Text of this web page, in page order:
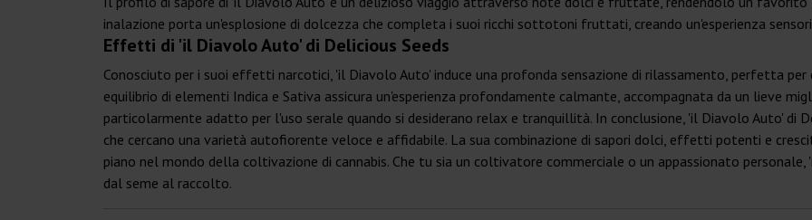
inalazione porta un'esplosione di dolcezza che completa i suoi ricchi sottotoni fruttati, creando un'esperienza
Effetti di 'il Diavolo Auto' di Delicious Seeds
Conosciuto per i suoi effetti narcotici, 'il Diavolo Auto' induce una profonda sensazione di rilassamento, perfetta
equilibrio di elementi Indica e Sativa assicura un'esperienza profondamente calmante, accompagnata da un lieve
particolarmente adatto per l'uso serale quando si desiderano relax e tranquillità. In conclusione, 'il Diavolo Auto' di
che cercano una varietà autofiorente veloce e affidabile. La sua combinazione di sapori dolci, effetti potenti e
piano nel mondo della coltivazione di cannabis. Che tu sia un coltivatore commerciale o un appassionato
dal seme al raccolto.